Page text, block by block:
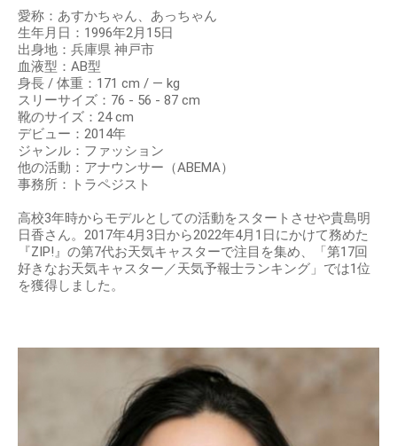
愛称：あすかちゃん、あっちゃん
生年月日：1996年2月15日
出身地：兵庫県 神戸市
血液型：AB型
身長 / 体重：171 cm / ― kg
スリーサイズ：76 - 56 - 87 cm
靴のサイズ：24 cm
デビュー：2014年
ジャンル：ファッション
他の活動：アナウンサー（ABEMA）
事務所：トラペジスト
高校3年時からモデルとしての活動をスタートさせや貴島明
日香さん。2017年4月3日から2022年4月1日にかけて務めた
『ZIP!』の第7代お天気キャスターで注目を集め、「第17回
好きなお天気キャスター／天気予報士ランキング」では1位
を獲得しました。